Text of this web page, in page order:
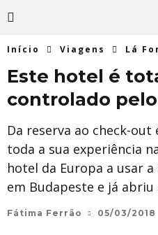
Início Viagens Lá
Este hotel é
controlado
Da reserva ao check-
toda a sua experiência
hotel da Europa a usar
em Budapeste e já
Fátima Ferrão 05/03/2018